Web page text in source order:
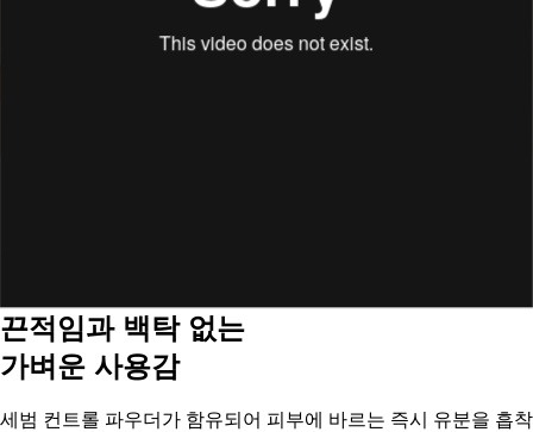
스웨트프루프효과, 액티비티프루프효과, 샌드프
끈적임과 백탁 없는
가벼운 사용감
세범 컨트롤 파우더가 함유되어 피부에 바르는 즉시 유분을 흡착